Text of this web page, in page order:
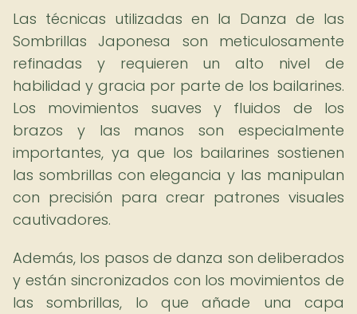
Las técnicas utilizadas en la Danza de las
Sombrillas Japonesa son meticulosamente
refinadas y requieren un alto nivel de
habilidad y gracia por parte de los bailarines.
Los movimientos suaves y fluidos de los
brazos y las manos son especialmente
importantes, ya que los bailarines sostienen
las sombrillas con elegancia y las manipulan
con precisión para crear patrones visuales
cautivadores.
Además, los pasos de danza son deliberados
y están sincronizados con los movimientos de
las sombrillas, lo que añade una capa